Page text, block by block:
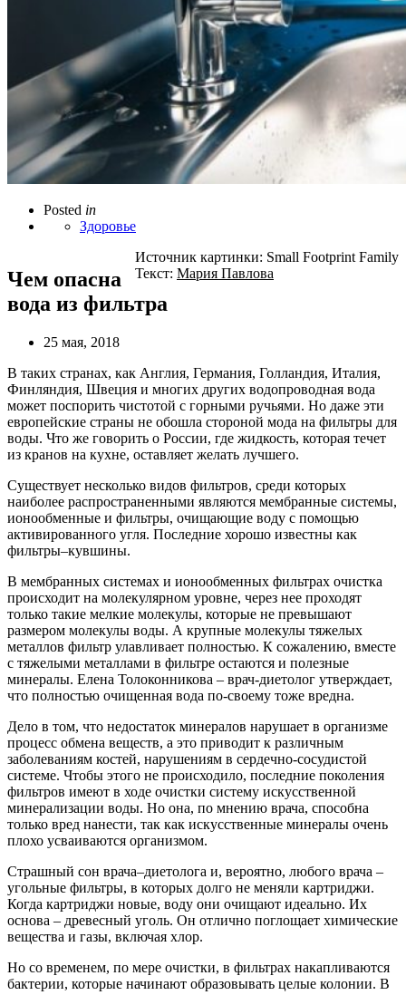
Posted in
Здоровье
Источник картинки: Small Footprint Family
Текст: Мария Павлова
Чем опасна
вода из фильтра
25 мая, 2018
В таких странах, как Англия, Германия, Голландия, Италия,
Финляндия, Швеция и многих других водопроводная вода
может поспорить чистотой с горными ручьями. Но даже эти
европейские страны не обошла стороной мода на фильтры для
воды. Что же говорить о России, где жидкость, которая течет
из кранов на кухне, оставляет желать лучшего.
Существует несколько видов фильтров, среди которых
наиболее распространенными являются мембранные системы,
ионообменные и фильтры, очищающие воду с помощью
активированного угля. Последние хорошо известны как
фильтры–кувшины.
В мембранных системах и ионообменных фильтрах очистка
происходит на молекулярном уровне, через нее проходят
только такие мелкие молекулы, которые не превышают
размером молекулы воды. А крупные молекулы тяжелых
металлов фильтр улавливает полностью. К сожалению, вместе
с тяжелыми металлами в фильтре остаются и полезные
минералы. Елена Толоконникова – врач-диетолог утверждает,
что полностью очищенная вода по-своему тоже вредна.
Дело в том, что недостаток минералов нарушает в организме
процесс обмена веществ, а это приводит к различным
заболеваниям костей, нарушениям в сердечно-сосудистой
системе. Чтобы этого не происходило, последние поколения
фильтров имеют в ходе очистки систему искусственной
минерализации воды. Но она, по мнению врача, способна
только вред нанести, так как искусственные минералы очень
плохо усваиваются организмом.
Страшный сон врача–диетолога и, вероятно, любого врача –
угольные фильтры, в которых долго не меняли картриджи.
Когда картриджи новые, воду они очищают идеально. Их
основа – древесный уголь. Он отлично поглощает химические
вещества и газы, включая хлор.
Но со временем, по мере очистки, в фильтрах накапливаются
бактерии, которые начинают образовывать целые колонии. В